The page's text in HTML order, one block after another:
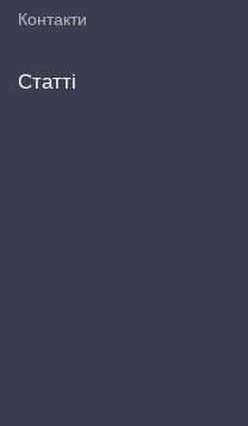
Контакти
Статті